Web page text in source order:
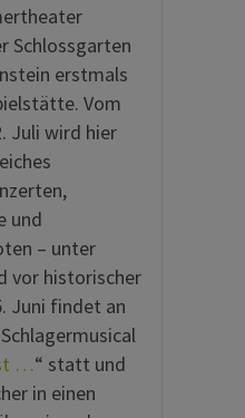
Schlossgarten
erstmals
Vom
Juli wird hier
und
– unter
vor historischer
Juni findet an
…“ statt und
in einen